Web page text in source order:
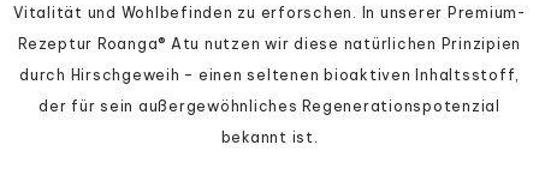
Vitalität und Wohlbefinden zu erforschen. In unserer Premium-
Rezeptur Roanga® Atu nutzen wir diese natürlichen Prinzipien
durch Hirschgeweih – einen seltenen bioaktiven Inhaltsstoff,
der für sein außergewöhnliches Regenerationspotenzial
bekannt ist.